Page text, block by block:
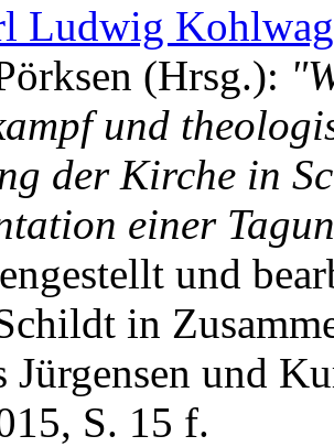
Ludwig
(Hrsg.):
und
der Kirche in
einer
und
in
Jürgensen und
S. 15 f.